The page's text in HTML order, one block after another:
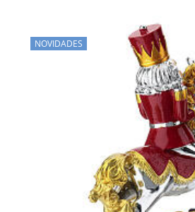
NOVIDADES